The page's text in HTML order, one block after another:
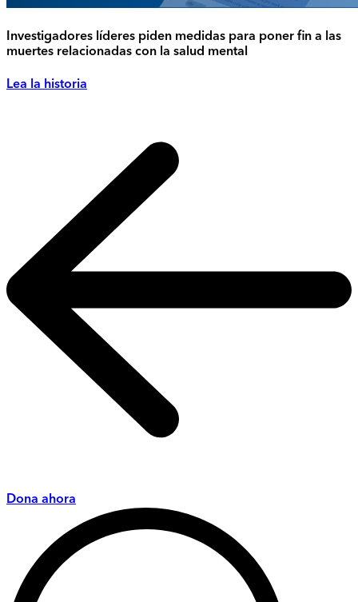
Investigadores líderes piden medidas para poner fin a las
muertes relacionadas con la salud mental
Lea la historia
Dona ahora